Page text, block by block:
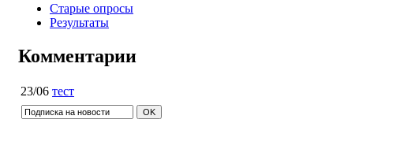
Старые опросы
Результаты
Комментарии
23/06 тест